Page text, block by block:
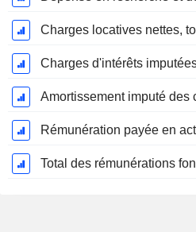
Charges locatives nettes,
Rémunération payée en